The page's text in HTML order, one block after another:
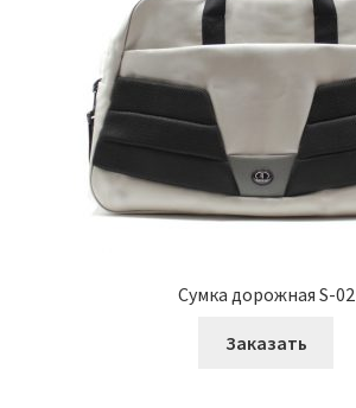
Сумка дорожная S-02
Заказать